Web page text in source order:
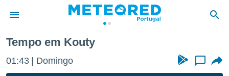
da
Tempo em Kouty
01:43 Domingo ...